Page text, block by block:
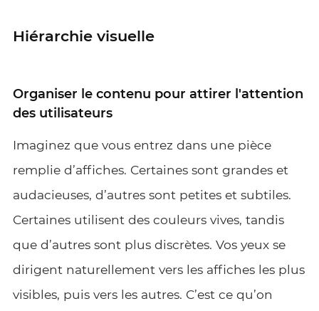
Hiérarchie visuelle
Organiser le contenu pour attirer l'attention
des utilisateurs
Imaginez que vous entrez dans une pièce
remplie d’affiches. Certaines sont grandes et
audacieuses, d’autres sont petites et subtiles.
Certaines utilisent des couleurs vives, tandis
que d’autres sont plus discrètes. Vos yeux se
dirigent naturellement vers les affiches les plus
visibles, puis vers les autres. C’est ce qu’on